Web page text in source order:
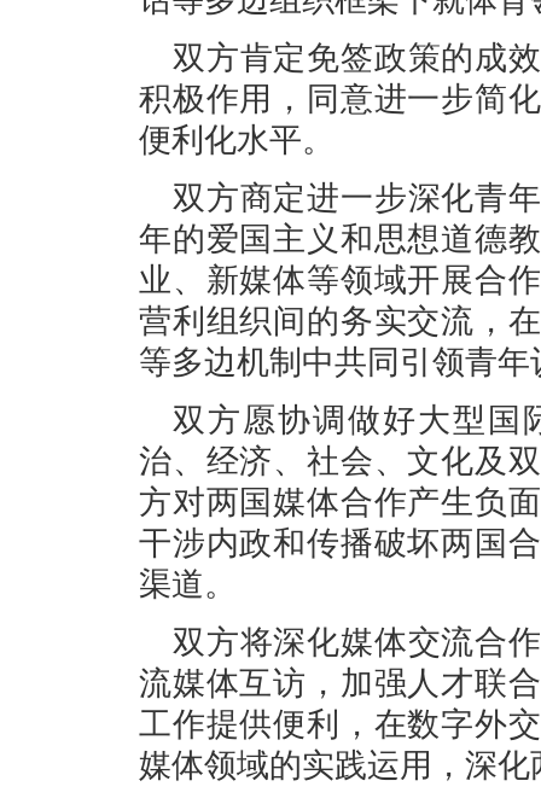
双方肯定免签政策的成
积极作用，同意进一步简
便利化水平。
双方商定进一步深化青
年的爱国主义和思想道德
业、新媒体等领域开展合
营利组织间的务实交流，
等多边机制中共同引领青
双方愿协调做好大型国
治、经济、社会、文化及
方对两国媒体合作产生负
干涉内政和传播破坏两国
渠道。
双方将深化媒体交流合
流媒体互访，加强人才联
工作提供便利，在数字外
媒体领域的实践运用，深